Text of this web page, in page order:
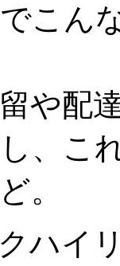
こん
や配
、こ
。
ハイ